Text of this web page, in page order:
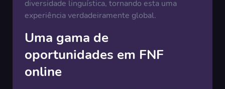
diversidade linguística, tornando esta uma
experiência verdadeiramente global.
Uma gama de
oportunidades em FNF
online